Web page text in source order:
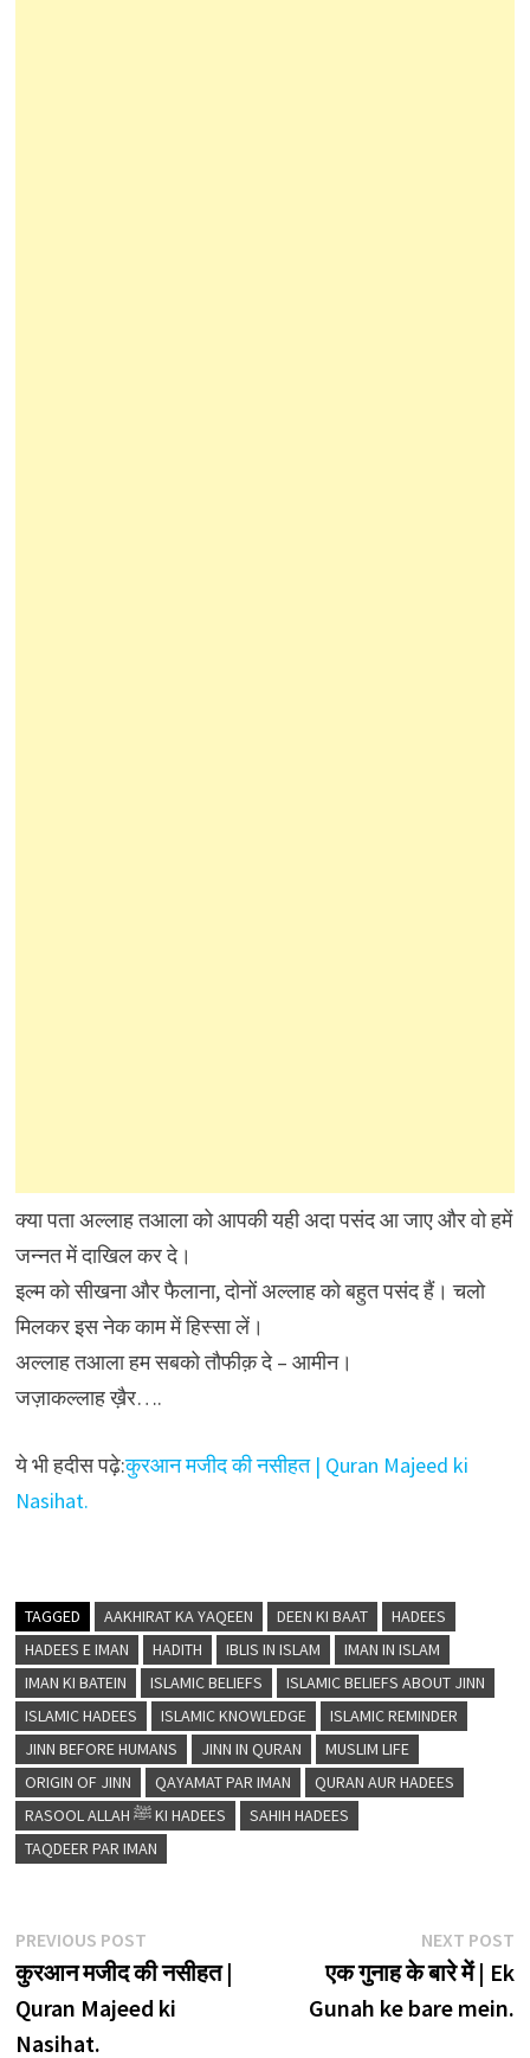
क्या पता अल्लाह तआला को आपकी यही अदा पसंद आ जाए और वो हमें
जन्नत में दाखिल कर दे।
इल्म को सीखना और फैलाना, दोनों अल्लाह को बहुत पसंद हैं। चलो
मिलकर इस नेक काम में हिस्सा लें।
अल्लाह तआला हम सबको तौफीक़ दे – आमीन।
जज़ाकल्लाह ख़ैर….
ये भी हदीस पढ़े:कुरआन मजीद की नसीहत | Quran Majeed ki
Nasihat.
TAGGED AAKHIRAT KA YAQEEN DEEN KI BAAT
HADEES
HADEES E IMAN
HADITH IBLIS IN ISLAM
IMAN IN ISLAM
IMAN KI BATEIN
ISLAMIC BELIEFS
ISLAMIC BELIEFS ABOUT JINN
ISLAMIC HADEES
ISLAMIC KNOWLEDGE
ISLAMIC REMINDER
JINN BEFORE HUMANS
JINN IN QURAN
MUSLIM LIFE
ORIGIN OF JINN
QAYAMAT PAR IMAN
QURAN AUR HADEES
RASOOL ALLAH ﷺ KI HADEES
SAHIH HADEES
TAQDEER PAR IMAN
Post
navigation
PREVIOUS POSTPrevious
post:
कुरआन मजीद की नसीहत |
Quran Majeed ki
Nasihat.
NEXT POST
एक गुनाह के बारे में | Ek
Gunah ke bare mein.